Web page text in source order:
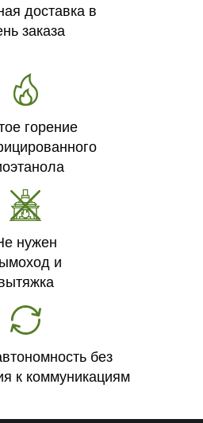
доставка в
заказа
горение
нужен
и
без
к коммуникациям